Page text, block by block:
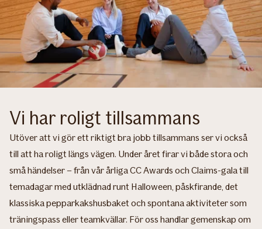
Vi har roligt tillsammans
Utöver att vi gör ett riktigt bra jobb tillsammans ser vi också
till att ha roligt längs vägen. Under året firar vi både stora och
små händelser – från vår årliga CC Awards och Claims-gala till
temadagar med utklädnad runt Halloween, påskfirande, det
klassiska pepparkakshusbaket och spontana aktiviteter som
träningspass eller teamkvällar. För oss handlar gemenskap om